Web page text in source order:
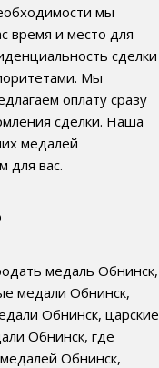
мы
время и место для
сделки
Мы
оплату сразу
сделки. Наша
медалей
для вас.
медаль Обнинск,
медали Обнинск,
Обнинск, царские
Обнинск, где
Обнинск,